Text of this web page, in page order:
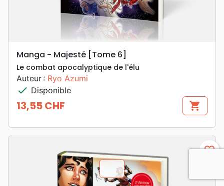
Manga - Majesté [Tome 6]
Le combat apocalyptique de l'élu
Auteur : Ryo Azumi
check Disponible
Prix
13,55 CHF shopping_cart
favorite_border